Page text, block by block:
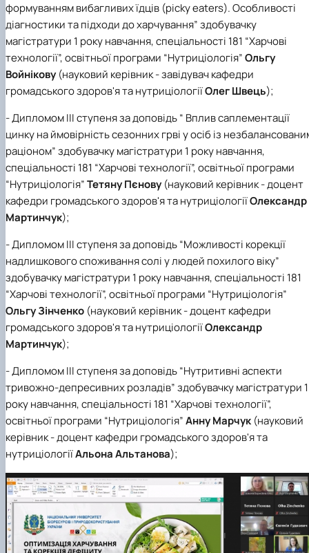
формуванням вибагливих їдців (picky eaters). Особливості
діагностики та підходи до харчування” здобувачку
магістратури 1 року навчання, спеціальності 181 “Харчові
технології”, освітньої програми “Нутриціологія”Ольгу
Войнікову(науковий керівник - завідувач кафедри
громадського здоров'я та нутриціологіїОлег Швець);
- Дипломом ІІІ ступеня за доповідь “ Вплив саплементації
цинку на ймовірність сезонних грві у осіб із
раціоном” здобувачку магістратури 1 року навчання,
спеціальності 181 “Харчові технології”, освітньої програми
“Нутриціологія”Тетяну Пєнову(науковий керівник - доцент
кафедри громадського здоров'я та нутриціологіїОлександр
Мартинчук);
- Дипломом ІІІ ступеня за доповідь “Можливості корекції
надлишкового споживання солі у людей похилого віку”
здобувачку магістратури 1 року навчання, спеціальності 181
“Харчові технології”, освітньої програми “Нутриціологія”
Ольгу Зінченко (науковий керівник - доцент кафедри
громадського здоров'я та нутриціологіїОлександр
Мартинчук);
- Дипломом ІІІ ступеня за доповідь “Нутритивні аспекти
тривожно-депресивних розладів” здобувачку магістратури 1
року навчання, спеціальності 181 “Харчові технології”,
освітньої програми “Нутриціологія”Анну Марчук (науковий
керівник - доцент кафедри громадського здоров'я та
нутриціологіїАльона Альтанова);